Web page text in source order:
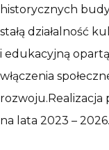
historycznych
stałą działalność
i edukacyjną
włączenia
na lata 2023 – 2026.